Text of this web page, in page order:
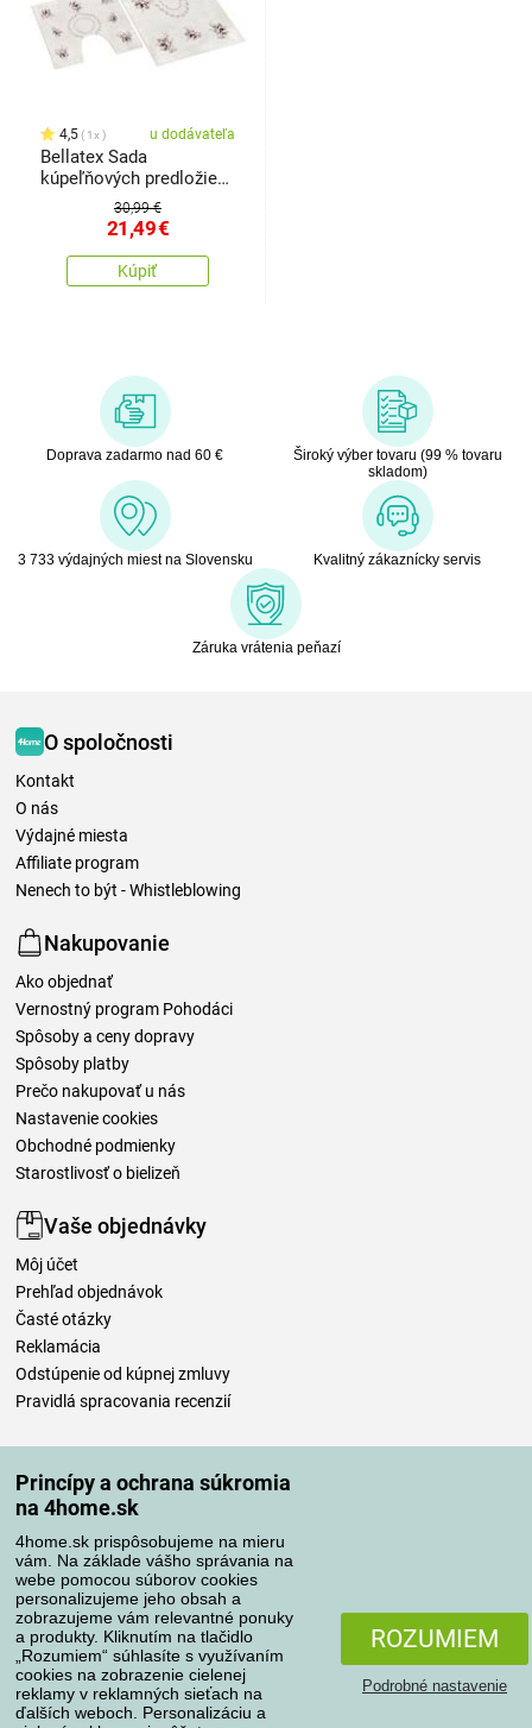
Princípy a ochrana súkromia
na 4home.sk
4home.sk prispôsobujeme na mieru
vám. Na základe vášho správania na
webe pomocou súborov cookies
personalizujeme jeho obsah a
zobrazujeme vám relevantné ponuky
a produkty. Kliknutím na tlačidlo
„Rozumiem“ súhlasíte s využívaním
cookies na zobrazenie cielenej
reklamy v reklamných sieťach na
ďalších weboch. Personalizáciu a
ROZUMIEM
Podrobné nastavenie
4,5 1x u dodávateľa
Bellatex Sada
kúpeľňových predložiek
Kytica 3D, 60 x 100 cm,
60 x 50 cm
30,99 €
21,49€
Kúpiť
Doprava zadarmo nad 60 €
Široký výber tovaru (99 % tovaru
skladom)
3 733 výdajných miest na Slovensku Kvalitný zákaznícky servis
Záruka vrátenia peňazí
O spoločnosti
Kontakt
O nás
Výdajné miesta
Affiliate program
Nenech to být - Whistleblowing
Nakupovanie
Ako objednať
Vernostný program Pohodáci
Spôsoby a ceny dopravy
Spôsoby platby
Prečo nakupovať u nás
Nastavenie cookies
Obchodné podmienky
Starostlivosť o bielizeň
Vaše objednávky
Môj účet
Prehľad objednávok
Časté otázky
Reklamácia
Odstúpenie od kúpnej zmluvy
Pravidlá spracovania recenzií
Spôsoby platby
Spoľahlivý obchod